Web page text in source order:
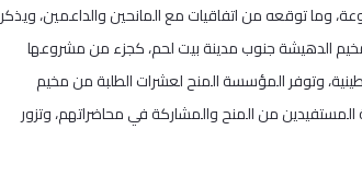
وما توقعه من اتفاقيات مع المانحين والداعمين، ويذكر
الدهيشة جنوب مدينة بيت لحم، كجزء من مشروعها
وتوفر المؤسسة المنح لعشرات الطلبة من مخيم
من المنح والمشاركة في محاضراتهم، وتزور